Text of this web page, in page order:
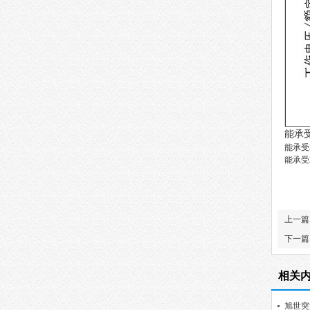
能承
能承受
能承受
上一
下一
相关
旭世突